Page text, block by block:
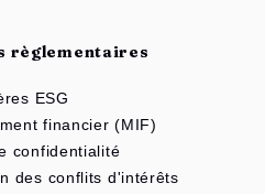
règlementaires
ESG
financier (MIF)
confidentialité
des conflits d'intérêts